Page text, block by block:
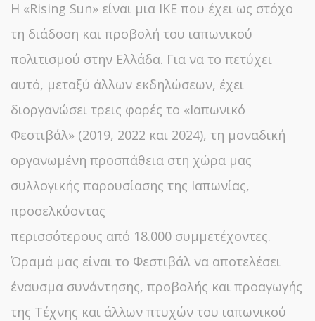
Η «Rising Sun» είναι μια ΙΚΕ που έχει ως στόχο
τη διάδοση και προβολή του ιαπωνικού
πολιτισμού στην Ελλάδα. Για να το πετύχει
αυτό, μεταξύ άλλων εκδηλώσεων, έχει
διοργανώσει τρεις φορές το «Ιαπωνικό
Φεστιβάλ» (2019, 2022 και 2024), τη μοναδική
οργανωμένη προσπάθεια στη χώρα μας
συλλογικής παρουσίασης της Ιαπωνίας,
προσελκύοντας
περισσότερους από 18.000 συμμετέχοντες.
Όραμά μας είναι το Φεστιβάλ να αποτελέσει
έναυσμα συνάντησης, προβολής και προαγωγής
της Τέχνης και άλλων πτυχών του ιαπωνικού